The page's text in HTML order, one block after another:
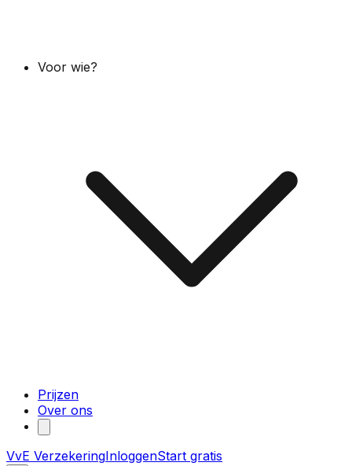
Voor wie?
Prijzen
Over ons
VvE VerzekeringInloggenStart gratis